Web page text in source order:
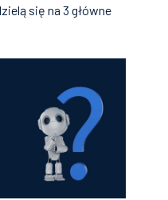
się na 3 główne